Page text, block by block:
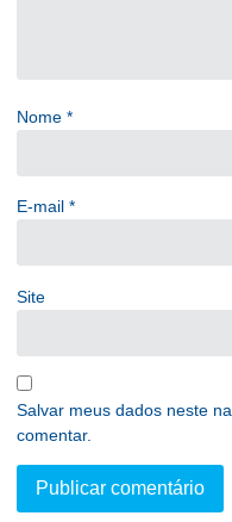
Nome *
E-mail *
Site
Salvar meus dados neste
comentar.